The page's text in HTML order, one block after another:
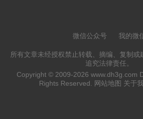
微信公众号 我的微
所有文章未经授权禁止转载、摘编、复制或
追究法律责任。
Copyright © 2009-2026 www.dh3g.com
Rights Reserved.
网站地图 关于